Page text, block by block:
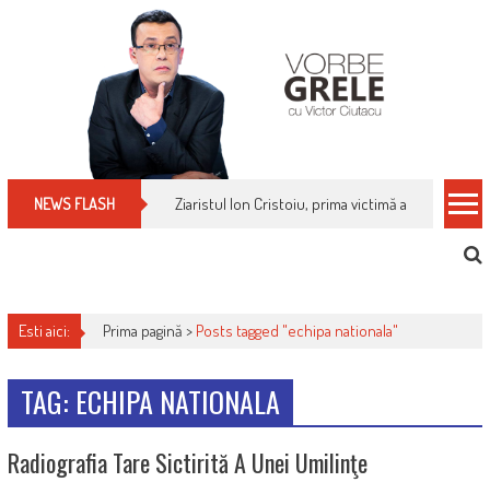
NEWS FLASH Ziaristul Ion Cristoiu, prima victimă a noi
Esti aici: Prima pagină > Posts tagged "echipa nationala"
TAG: ECHIPA NATIONALA
Radiografia Tare Sictirită A Unei Umilinţe